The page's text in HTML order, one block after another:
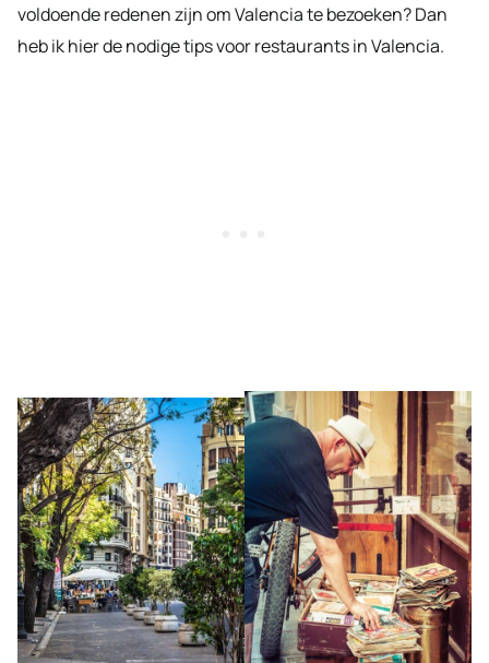
voldoende redenen zijn om Valencia te bezoeken? Dan
heb ik hier de nodige tips voor restaurants in Valencia.